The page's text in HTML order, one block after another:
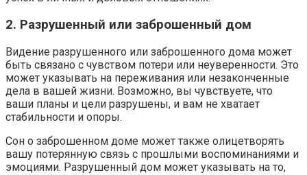
2. Разрушенный или заброшенный дом
Видение разрушенного или заброшенного дома может
быть связано с чувством потери или неуверенности. Это
может указывать на переживания или незаконченные
дела в вашей жизни. Возможно, вы чувствуете, что
ваши планы и цели разрушены, и вам не хватает
стабильности и опоры.
Сон о заброшенном доме может также олицетворять
вашу потерянную связь с прошлыми воспоминаниями и
эмоциями. Разрушенный дом может указывать на то,